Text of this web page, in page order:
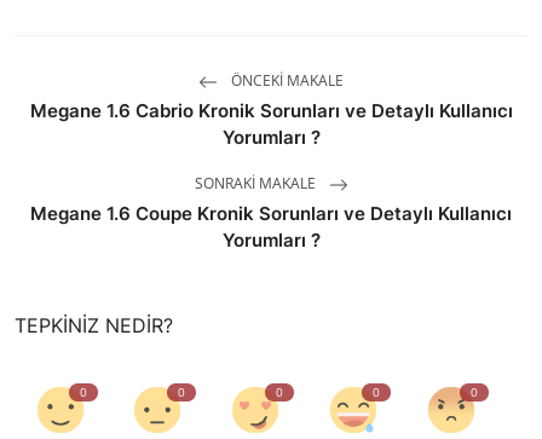
ÖNCEKI MAKALE
Megane 1.6 Cabrio Kronik Sorunları ve Detaylı Kullanıcı
Yorumları ?
SONRAKI MAKALE
Megane 1.6 Coupe Kronik Sorunları ve Detaylı Kullanıcı
Yorumları ?
TEPKINIZ NEDIR?
0 0 0 0 0